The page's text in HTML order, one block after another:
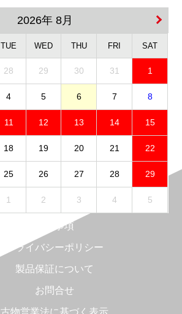
2026年 8月
TUE WED THU FRI SAT
28 29 30 31 1
4 5 6 7 8
11 12 13 14 15
18 19 20 21 22
25 26 27 28 29
1 2 3 4 5
免責事項
プライバシーポリシー
製品保証について
お問合せ